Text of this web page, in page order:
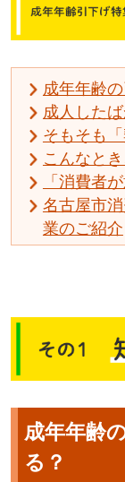
成年年齢
成人した
そもそも
こんなと
「消費者
名古屋市
業のご紹介
成年年齢
る？